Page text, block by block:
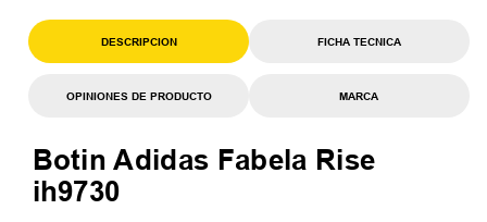
DESCRIPCION FICHA TECNICA
OPINIONES DE PRODUCTO MARCA
Botin Adidas Fabela Rise
ih9730